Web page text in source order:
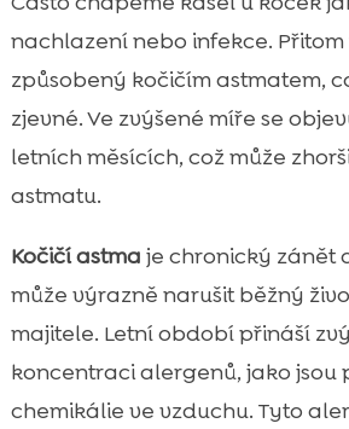
nachlazení nebo infekce.
způsobený kočičím astmatem,
zjevné. Ve zvýšené míře se
letních měsících, což může
astmatu.
Kočičí astma je chronický zánět
může výrazně narušit běžný
majitele. Letní období přináší
koncentraci alergenů, jako jsou
chemikálie ve vzduchu. Tyto